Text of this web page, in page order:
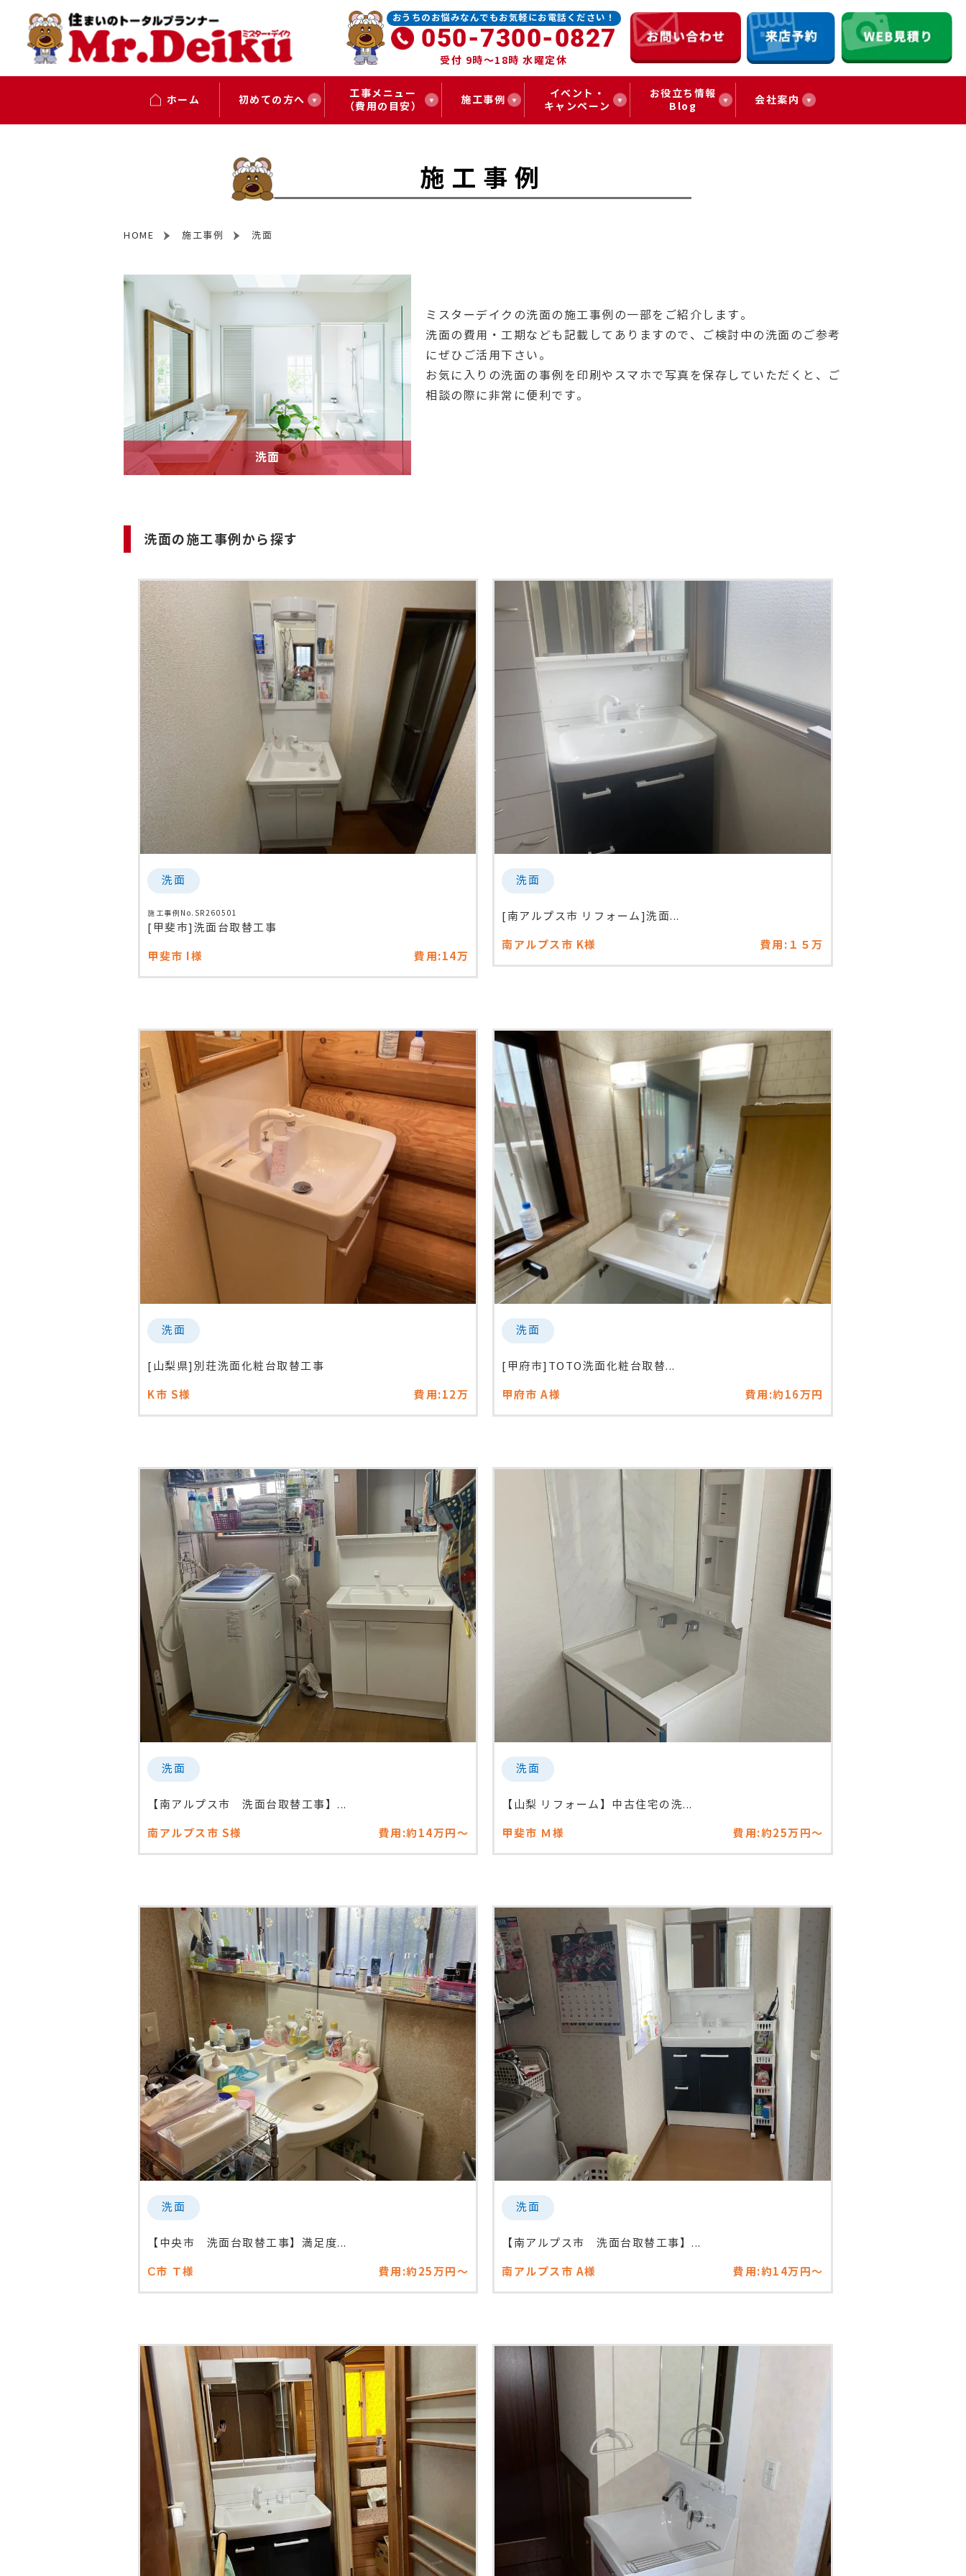
おうちのお悩みなんでもお気軽にお電話ください！
050-7300-0827
受付 9時～18時 水曜定休
ホーム 初めての方へ
工事メニュー
（費用の目安）
施工事例
イベント・
キャンペーン
お役立ち情報
Blog
会社案内
施工事例
HOME 施工事例 洗面
洗面
ミスターデイクの洗面の施工事例の一部をご紹介します。
洗面の費用・工期なども記載してありますので、ご検討中の洗面のご参考
にぜひご活用下さい。
お気に入りの洗面の事例を印刷やスマホで写真を保存していただくと、ご
相談の際に非常に便利です。
洗面の施工事例から探す
洗面
施工事例No.SR260501
[甲斐市]洗面台取替工事
甲斐市 I様 費用:14万
洗面
[南アルプス市 リフォーム]洗面...
南アルプス市 K様 費用:１５万
洗面
[山梨県]別荘洗面化粧台取替工事
K市 S様 費用:12万
洗面
[甲府市]TOTO洗面化粧台取替...
甲府市A様 費用:約16万円
洗面
【南アルプス市 洗面台取替工事】...
南アルプス市 S様 費用:約14万円～
洗面
【山梨 リフォーム】中古住宅の洗...
甲斐市 Ｍ様 費用:約25万円～
洗面
【中央市 洗面台取替工事】満足度...
Ⅽ市 Ｔ様 費用:約25万円～
洗面
【南アルプス市 洗面台取替工事】...
南アルプス市 A様 費用:約14万円～